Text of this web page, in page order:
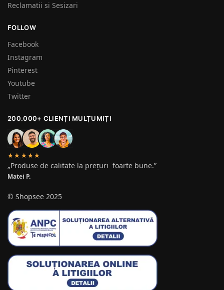
Reclamatii si Sesizari
FOLLOW
Facebook
Instagram
Pinterest
Youtube
Twitter
200.000+ CLIENȚI MULȚUMIȚI
★★★★★
„Produse de calitate la prețuri foarte bune.”
Matei P.
© Shopsee 2025